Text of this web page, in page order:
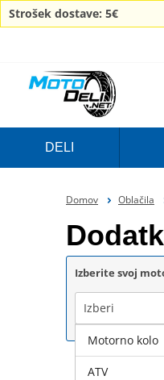
Strošek dostave: 5€
DELI
Domov Oblačila
Izberite svoj
Izberi
Motorno kolo
ATV